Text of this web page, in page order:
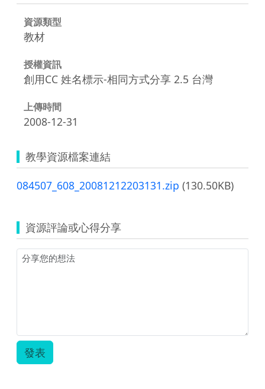
資源類型
教材
授權資訊
創用CC 姓名標示-相同方式分享 2.5 台灣
上傳時間
2008-12-31
教學資源檔案連結
084507_608_20081212203131.zip (130.50KB)
資源評論或心得分享
發表